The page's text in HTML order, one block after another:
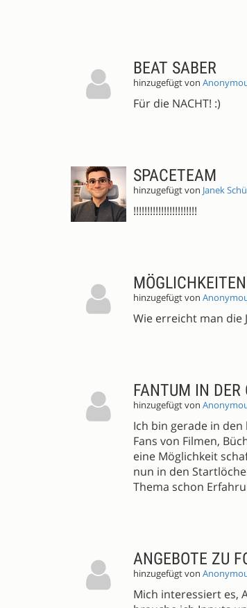
BEAT SABER
hinzugefügt von
Für die NACHT! :)
SPACETEAM
hinzugefügt von Janek
!!!!!!!!!!!!!!!!!!!!!!!
hinzugefügt von
Wie erreicht man die
FANTUM IN DER
hinzugefügt von
Ich bin gerade in
Fans von Filmen,
eine Möglichkeit
nun in den
Thema schon
ANGEBOTE ZU
hinzugefügt von
Mich interessiert es,